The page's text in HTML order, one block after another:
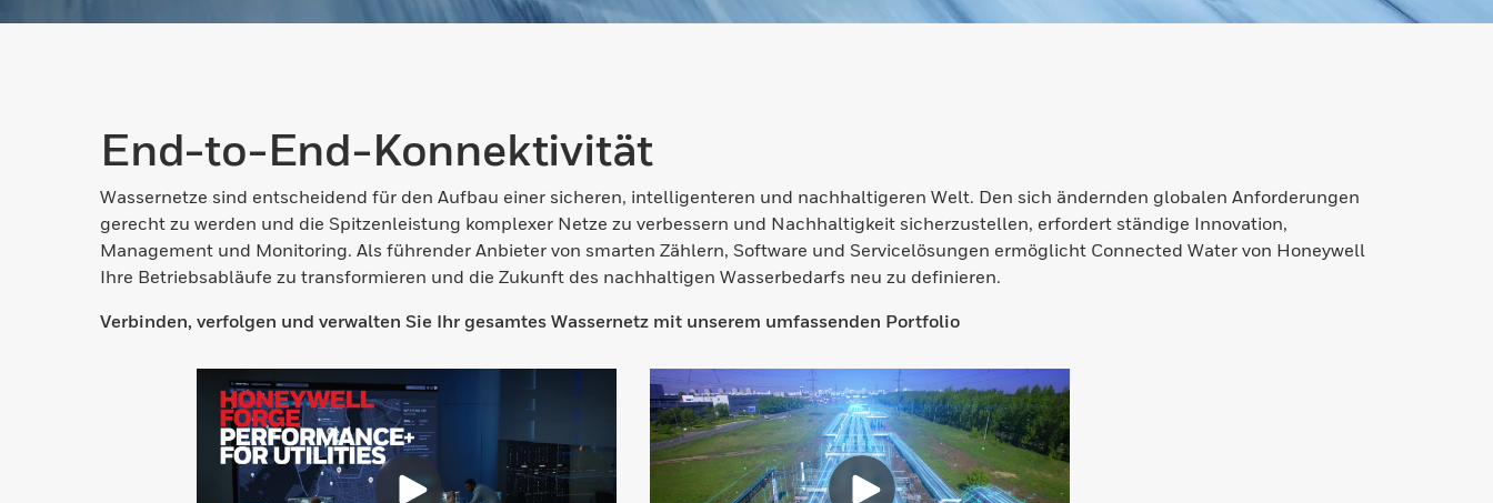
End-to-End-Konnektivität
Wassernetze sind entscheidend für den Aufbau einer sicheren, intelligenteren und nachhaltigeren Welt. Den sich ändernden globalen Anforderungen
gerecht zu werden und die Spitzenleistung komplexer Netze zu verbessern und Nachhaltigkeit sicherzustellen, erfordert ständige Innovation,
Management und Monitoring. Als führender Anbieter von smarten Zählern, Software und Servicelösungen ermöglicht Connected Water von Honeywell
Ihre Betriebsabläufe zu transformieren und die Zukunft des nachhaltigen Wasserbedarfs neu zu definieren.
Verbinden, verfolgen und verwalten Sie Ihr gesamtes Wassernetz mit unserem umfassenden Portfolio